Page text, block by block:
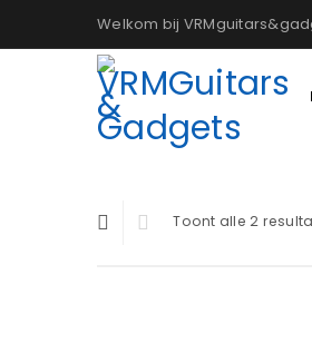
Welkom bij
Toont alle 2